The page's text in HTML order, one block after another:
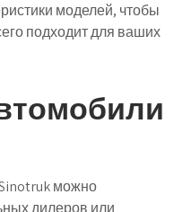
моделей, чтобы
подходит для ваших
можно
дилеров или